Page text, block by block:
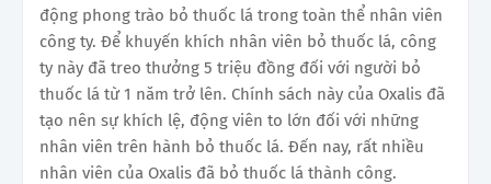
động phong trào bỏ thuốc lá trong toàn thể nhân viên
công ty. Để khuyến khích nhân viên bỏ thuốc lá, công
ty này đã treo thưởng 5 triệu đồng đối với người bỏ
thuốc lá từ 1 năm trở lên. Chính sách này của Oxalis đã
tạo nên sự khích lệ, động viên to lớn đối với những
nhân viên trên hành bỏ thuốc lá. Đến nay, rất nhiều
nhân viên của Oxalis đã bỏ thuốc lá thành công.